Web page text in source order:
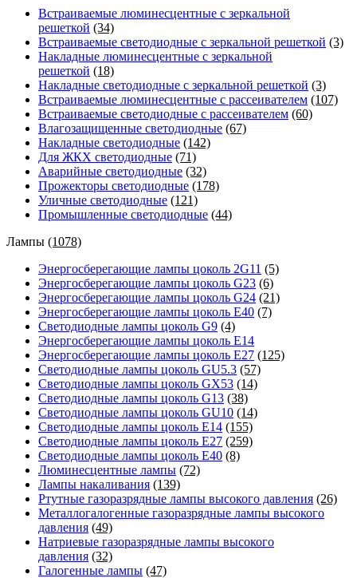
Встраиваемые люминесцентные с зеркальной
решеткой (34)
Встраиваемые светодиодные с зеркальной решеткой (3)
Накладные люминесцентные с зеркальной
решеткой (18)
Накладные светодиодные с зеркальной решеткой (3)
Встраиваемые люминесцентные с рассеивателем (107)
Встраиваемые светодиодные с рассеивателем (60)
Влагозащищенные светодиодные (67)
Накладные светодиодные (142)
Для ЖКХ светодиодные (71)
Аварийные светодиодные (32)
Прожекторы светодиодные (178)
Уличные светодиодные (121)
Промышленные светодиодные (44)
Лампы (1078)
Энергосберегающие лампы цоколь 2G11 (5)
Энергосберегающие лампы цоколь G23 (6)
Энергосберегающие лампы цоколь G24 (21)
Энергосберегающие лампы цоколь Е40 (7)
Светодиодные лампы цоколь G9 (4)
Энергосберегающие лампы цоколь Е14
Энергосберегающие лампы цоколь Е27 (125)
Светодиодные лампы цоколь GU5.3 (57)
Светодиодные лампы цоколь GX53 (14)
Светодиодные лампы цоколь G13 (38)
Светодиодные лампы цоколь GU10 (14)
Светодиодные лампы цоколь E14 (155)
Светодиодные лампы цоколь E27 (259)
Светодиодные лампы цоколь E40 (8)
Люминесцентные лампы (72)
Лампы накаливания (139)
Ртутные газоразрядные лампы высокого давления (26)
Металлогалогенные газоразрядные лампы высокого
давления (49)
Натриевые газоразрядные лампы высокого
давления (32)
Галогенные лампы (47)